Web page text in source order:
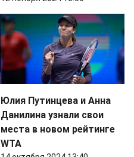
Юлия Путинцева и Анна
Данилина узнали свои
места в новом рейтинге
WTA